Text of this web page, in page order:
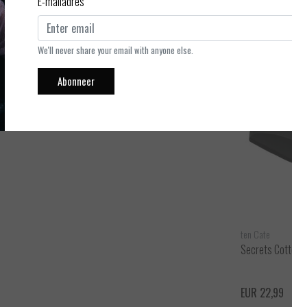
in de kleuren almond, walnut en zwart in de maten
ten Cate
Secrets
EUR 22,99
We'll never share your email with anyone else.
Abonneer